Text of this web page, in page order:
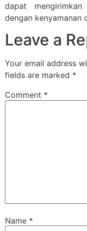
dapat
dengan kenyamanan
Leave a
Your email address
fields are marked *
Comment *
Name *